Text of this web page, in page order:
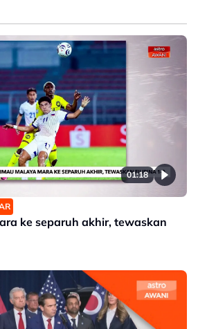
01:18
ke separuh akhir, tewaskan